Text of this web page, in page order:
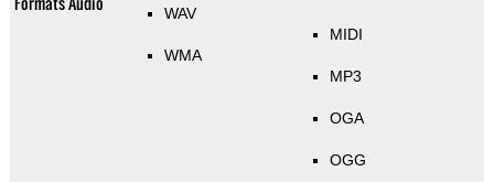
WAV
WMA
MIDI
MP3
OGA
OGG